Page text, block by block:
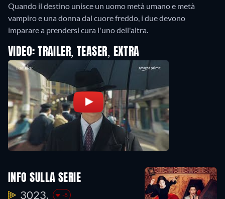
Quando il destino unisce un uomo metà umano e metà
vampiro e una donna dal cuore freddo, i due devono
imparare a prendersi cura l'uno dell'altra.
VIDEO: TRAILER, TEASER, EXTRA
INFO SULLA SERIE
3023. -8